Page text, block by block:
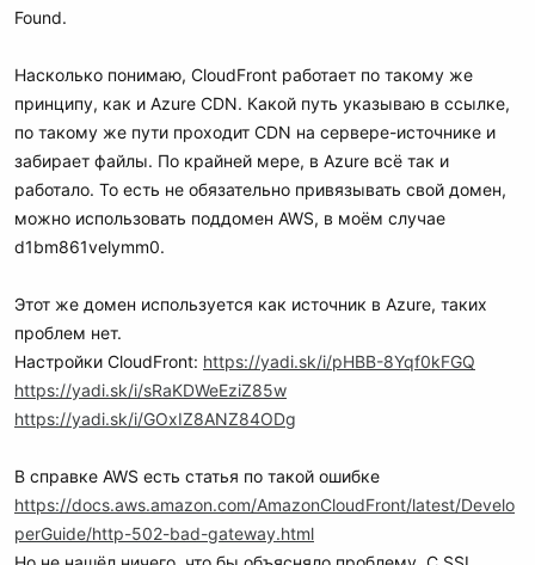
Found.
Насколько понимаю, CloudFront работает по такому же
принципу, как и Azure CDN. Какой путь указываю в ссылке,
по такому же пути проходит CDN на сервере-источнике и
забирает файлы. По крайней мере, в Azure всё так и
работало. То есть не обязательно привязывать свой домен,
можно использовать поддомен AWS, в моём случае
d1bm861velymm0.
Этот же домен используется как источник в Azure, таких
проблем нет.
Настройки CloudFront: https://yadi.sk/i/pHBB-8Yqf0kFGQ
https://yadi.sk/i/sRaKDWeEziZ85w
https://yadi.sk/i/GOxIZ8ANZ84ODg
В справке AWS есть статья по такой ошибке
https://docs.aws.amazon.com/AmazonCloudFront/latest/Develo
perGuide/http-502-bad-gateway.html